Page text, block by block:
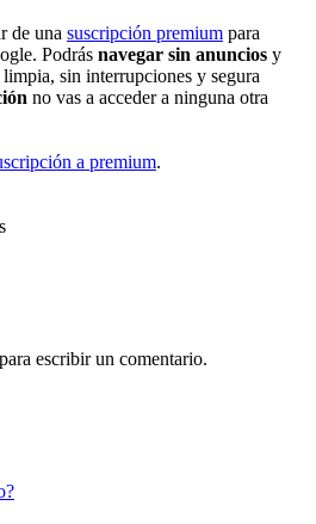
de una suscripción premium para
Podrás navegar sin anuncios y
sin interrupciones y segura
no vas a acceder a ninguna otra
a premium.
escribir un comentario.